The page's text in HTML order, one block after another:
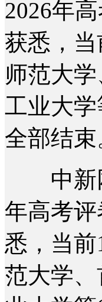
2026年
获悉，
师范大
工业大
全部结束
中新网
年高考
悉，当
范大学